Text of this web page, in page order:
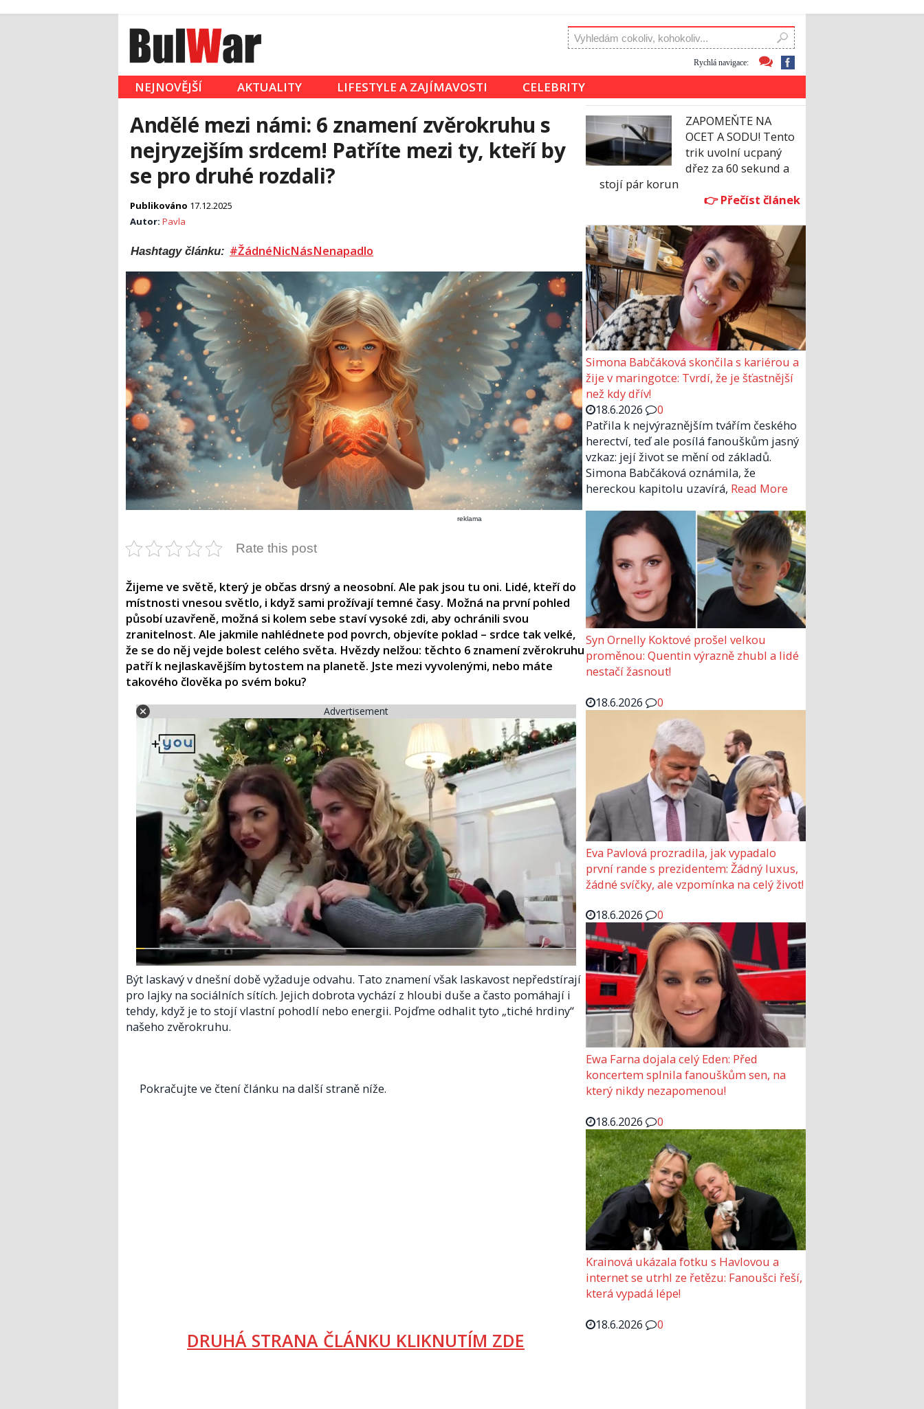
Rychlá navigace:
NEJNOVĚJŠÍ AKTUALITY LIFESTYLE A ZAJÍMAVOSTI CELEBRITY
Andělé mezi námi: 6 znamení zvěrokruhu s
nejryzejším srdcem! Patříte mezi ty, kteří by
se pro druhé rozdali?
Publikováno 17.12.2025
Autor: Pavla
Hashtagy článku: #ŽádnéNicNásNenapadlo
reklama
Rate this post
Žijeme ve světě, který je občas drsný a neosobní. Ale pak jsou tu oni. Lidé, kteří do
místnosti vnesou světlo, i když sami prožívají temné časy. Možná na první pohled
působí uzavřeně, možná si kolem sebe staví vysoké zdi, aby ochránili svou
zranitelnost. Ale jakmile nahlédnete pod povrch, objevíte poklad – srdce tak velké,
že se do něj vejde bolest celého světa. Hvězdy nelžou: těchto 6 znamení zvěrokruhu
patří k nejlaskavějším bytostem na planetě. Jste mezi vyvolenými, nebo máte
takového člověka po svém boku?
Advertisement
Být laskavý v dnešní době vyžaduje odvahu. Tato znamení však laskavost nepředstírají
pro lajky na sociálních sítích. Jejich dobrota vychází z hloubi duše a často pomáhají i
tehdy, když je to stojí vlastní pohodlí nebo energii. Pojďme odhalit tyto „tiché hrdiny“
našeho zvěrokruhu.
Pokračujte ve čtení článku na další straně níže.
DRUHÁ STRANA ČLÁNKU KLIKNUTÍM ZDE
ZAPOMEŇTE NA
OCET A SODU! Tento
trik uvolní ucpaný
dřez za 60 sekund a
stojí pár korun
Simona Babčáková skončila s kariérou a
žije v maringotce: Tvrdí, že je šťastnější
než kdy dřív!
18.6.2026
0
Patřila k nejvýraznějším tvářím českého
herectví, teď ale posílá fanouškům jasný
vzkaz: její život se mění od základů.
Simona Babčáková oznámila, že
hereckou kapitolu uzavírá, Read More
Syn Ornelly Koktové prošel velkou
proměnou: Quentin výrazně zhubl a lidé
nestačí žasnout!
18.6.2026
0
Eva Pavlová prozradila, jak vypadalo
první rande s prezidentem: Žádný luxus,
žádné svíčky, ale vzpomínka na celý život!
18.6.2026
0
Ewa Farna dojala celý Eden: Před
koncertem splnila fanouškům sen, na
který nikdy nezapomenou!
18.6.2026
0
Krainová ukázala fotku s Havlovou a
internet se utrhl ze řetězu: Fanoušci řeší,
která vypadá lépe!
18.6.2026
0